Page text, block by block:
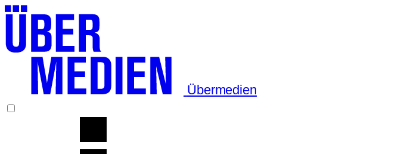
Übermedien